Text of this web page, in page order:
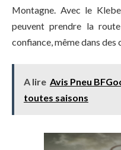
Montagne. Avec le
peuvent prendre la
confiance, même dans
A lire Avis Pneu
toutes saisons